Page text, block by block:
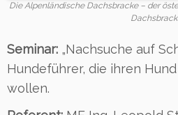
Die Alpenländische Dachsbracke – der
Seminar: „Nachsuche auf
Hundeführer, die ihren
wollen.